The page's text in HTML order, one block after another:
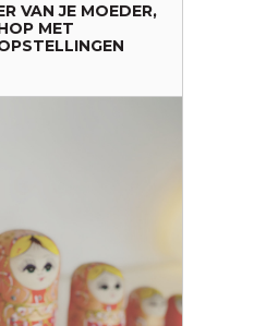
VAN JE MOEDER,
MET